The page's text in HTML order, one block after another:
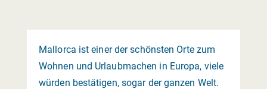
Mallorca ist einer der schönsten Orte zum
Wohnen und Urlaubmachen in Europa, viele
würden bestätigen, sogar der ganzen Welt.